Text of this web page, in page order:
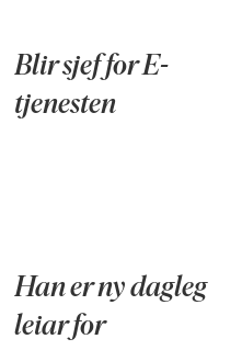
Blir sjef for E-
tjenesten
Han er ny dagleg
leiar for